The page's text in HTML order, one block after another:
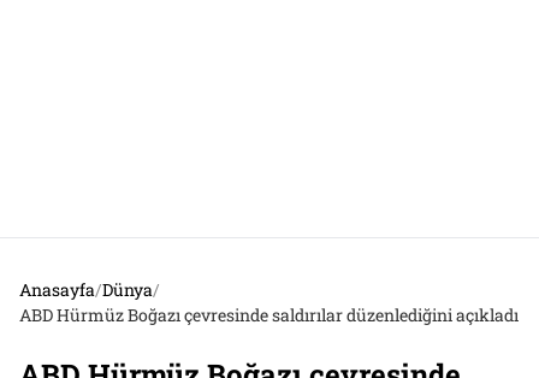
Anasayfa/Dünya/
ABD Hürmüz Boğazı çevresinde saldırılar düzenlediğini açıkladı